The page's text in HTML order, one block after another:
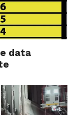
data